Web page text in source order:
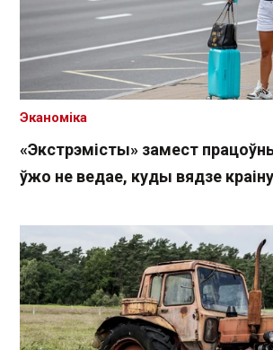
«Экстрэмісты» замест
ўжо не ведае, куды вядзе краіну
Эканоміка